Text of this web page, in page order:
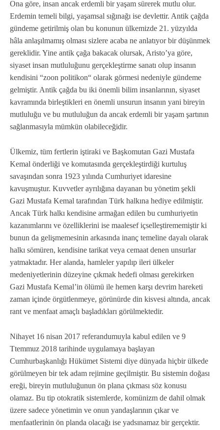
Ona göre, insan ancak erdemli bir yaşam sürerek mutlu olur.
Erdemin temeli bilgi, yaşamsal sığınağı ise devlettir. Antik çağda
gündeme getirilmiş olan bu konunun ülkemizde 21. yüzyılda
hâla anlaşılmamış olması sizlere acaba ne anlatıyor bir düşünmek
gereklidir. Yine antik çağa bakacak olursak, Aristo’ya göre,
siyaset insan mutluluğunu gerçekleştirme sanatı olup insanın
kendisini “zoon politikon“ olarak görmesi nedeniyle gündeme
gelmiştir. Antik çağda bu iki önemli bilim insanlarının, siyaset
kavramında birleştikleri en önemli unsurun insanın yani bireyin
mutluluğu ve bu mutluluğun da ancak erdemli bir yaşam şartının
sağlanmasıyla mümkün olabileceğidir.
Ülkemiz, tüm fertlerin iştiraki ve Başkomutan Gazi Mustafa
Kemal önderliği ve komutasında gerçekleştirdiği kurtuluş
savaşından sonra 1923 yılında Cumhuriyet idaresine
kavuşmuştur. Kuvvetler ayrılığına dayanan bu yönetim şekli
Gazi Mustafa Kemal tarafından Türk halkına hediye edilmiştir.
Ancak Türk halkı kendisine armağan edilen bu cumhuriyetin
kazanımlarını ve özelliklerini ise maalesef içselleştirememiştir ki
bunun da gelişmemesinin arkasında inanç temeline dayalı olarak
halkı sömüren, kendisine tarikat veya cemaat denen unsurlar
yatmaktadır. Her alanda, hamleler yapılıp ileri ülkeler
medeniyetlerinin düzeyine çıkmak hedefi olması gerekirken
Gazi Mustafa Kemal’in ölümü ile hemen karşı devrim hareketi
zaman içinde örgütlenmeye, görünürde din kisvesi altında, ancak
rant ve menfaat amaçlı başladıkları görülmektedir.
Nihayet 16 nisan 2017 referandumuyla kabul edilen ve 9
Ttemmuz 2018 tarihinde uygulamaya başlayan
Cumhurbaşkanlığı Hükümet Sistemi diye dünyada hiçbir ülkede
görülmeyen bir tek adam rejimine geçilmiştir. Bu sistemin doğası
ereği, bireyin mutluluğunun ön plana çıkması söz konusu
olamaz. Bu tip otokratik sistemlerde, komünizm de dahil olmak
üzere sadece yönetimin ve onun yandaşlarının çıkar ve
menfaatlerinin ön planda olacağı ise yadsınamaz bir gerçektir.